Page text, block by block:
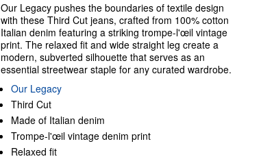
Our Legacy pushes the boundaries of textile design
with these Third Cut jeans, crafted from 100% cotton
Italian denim featuring a striking trompe-l'œil vintage
print. The relaxed fit and wide straight leg create a
modern, subverted silhouette that serves as an
essential streetwear staple for any curated wardrobe.
Our Legacy
Third Cut
Made of Italian denim
Trompe-l'œil vintage denim print
Relaxed fit